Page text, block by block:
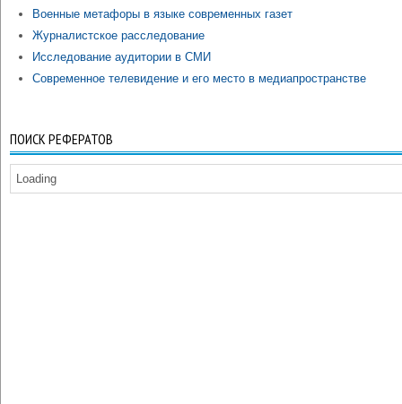
Военные метафоры в языке современных газет
Журналистское расследование
Исследование аудитории в СМИ
Современное телевидение и его место в медиапространстве
ПОИСК РЕФЕРАТОВ
Loading